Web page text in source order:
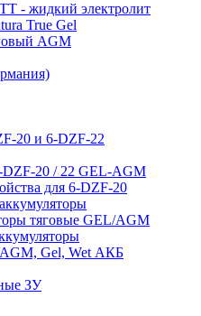
- жидкий электролит
True Gel
AGM
20 и 6-DZF-22
DZF-20 / 22 GEL-AGM
для 6-DZF-20
тяговые GEL/AGM
AGM, Gel, Wet АКБ
ЗУ